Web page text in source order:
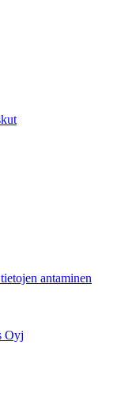
antaminen
Oyj